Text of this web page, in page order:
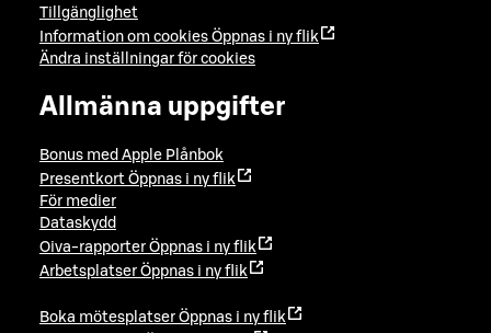
Tillgänglighet
Information om cookies Öppnas i ny flik
Ändra inställningar för cookies
Allmänna uppgifter
Bonus med Apple Plånbok
Presentkort Öppnas i ny flik
För medier
Dataskydd
Oiva-rapporter Öppnas i ny flik
Arbetsplatser Öppnas i ny flik
Boka mötesplatser Öppnas i ny flik